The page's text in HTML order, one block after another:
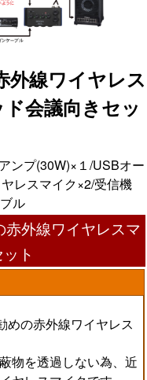
外線ワイヤレス
会議向きセッ
ンプ(30W)×１/USBオー
レスマイク×2/受信機
ル
外線ワイヤレスマ
ト
めの赤外線ワイヤレス
物を透過しない為、近